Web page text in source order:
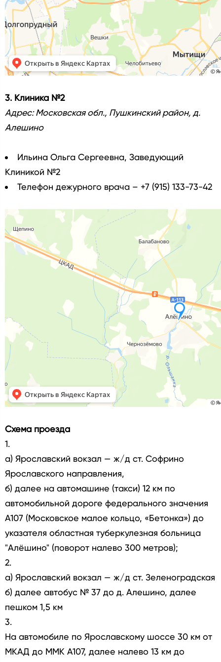
3. Клиника №2
Адрес: Московская обл., Пушкинский район, д.
Алешино
Ильина Ольга Сергеевна, Заведующий
Клиникой №2
Телефон дежурного врача – +7 (915) 133-73-42
Схема проезда
1.
а) Ярославский вокзал — ж/д ст. Софрино
Ярославского направления,
б) далее на автомашине (такси) 12 км по
автомобильной дороге федерального значения
А107 (Московское малое кольцо, «Бетонка») до
указателя областная туберкулезная больница
"Алёшино" (поворот налево 300 метров);
2.
а) Ярославский вокзал — ж/д ст. Зеленоградская
б) далее автобус № 37 до д. Алешино, далее
пешком 1,5 км
3.
На автомобиле по Ярославскому шоссе 30 км от
МКАД до ММК А107, далее налево 13 км до